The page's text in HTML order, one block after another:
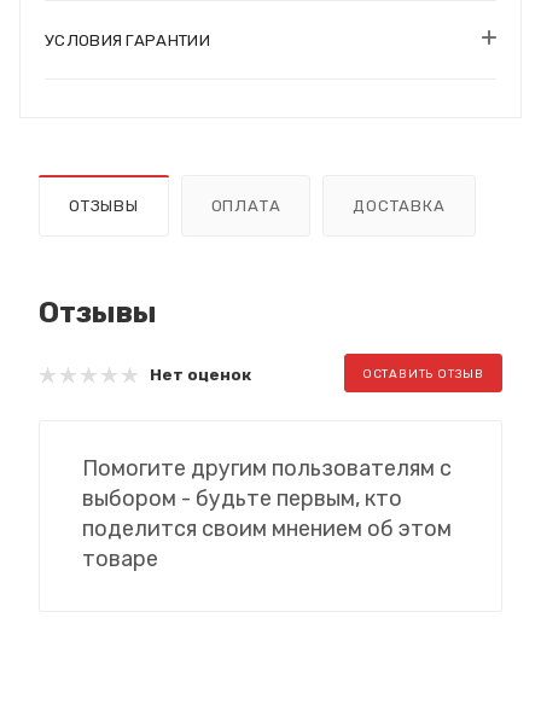
УСЛОВИЯ ГАРАНТИИ
ОТЗЫВЫ ОПЛАТА ДОСТАВКА
Отзывы
Нет оценок ОСТАВИТЬ ОТЗЫВ
Помогите другим пользователям с
выбором - будьте первым, кто
поделится своим мнением об этом
товаре